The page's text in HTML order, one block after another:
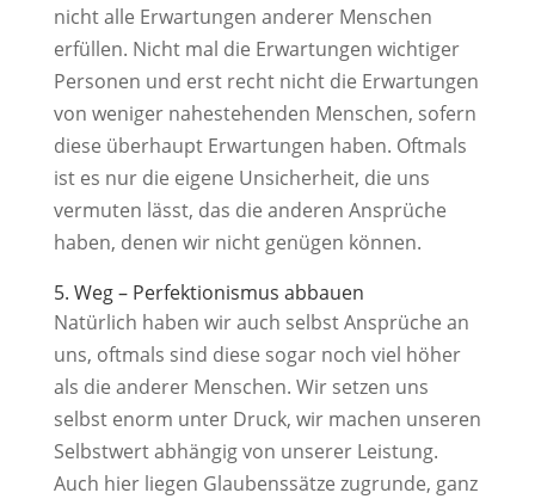
nicht alle Erwartungen anderer Menschen
erfüllen. Nicht mal die Erwartungen wichtiger
Personen und erst recht nicht die Erwartungen
von weniger nahestehenden Menschen, sofern
diese überhaupt Erwartungen haben. Oftmals
ist es nur die eigene Unsicherheit, die uns
vermuten lässt, das die anderen Ansprüche
haben, denen wir nicht genügen können.
5. Weg – Perfektionismus abbauen
Natürlich haben wir auch selbst Ansprüche an
uns, oftmals sind diese sogar noch viel höher
als die anderer Menschen. Wir setzen uns
selbst enorm unter Druck, wir machen unseren
Selbstwert abhängig von unserer Leistung.
Auch hier liegen Glaubenssätze zugrunde, ganz